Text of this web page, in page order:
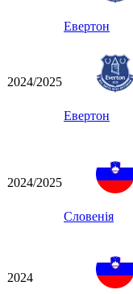
Евертон
2024/2025
Евертон
2024/2025
Словенія
2024